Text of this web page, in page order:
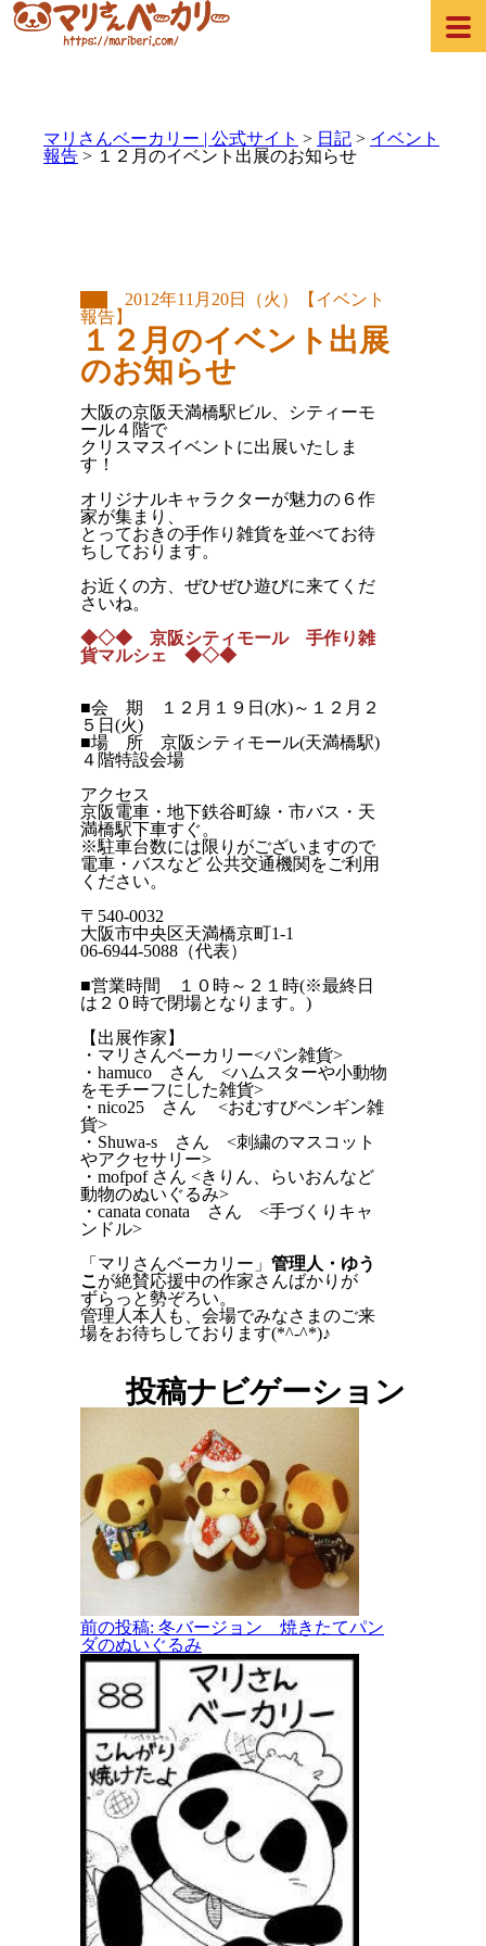
マリさんベーカリー | 公式サイト > 日記 > イベント
報告 > １２月のイベント出展のお知らせ
2012年11月20日（火）【イベント
報告】
１２月のイベント出展
のお知らせ
大阪の京阪天満橋駅ビル、シティーモ
ール４階で
クリスマスイベントに出展いたしま
す！
オリジナルキャラクターが魅力の６作
家が集まり、
とっておきの手作り雑貨を並べてお待
ちしております。
お近くの方、ぜひぜひ遊びに来てくだ
さいね。
◆◇◆ 京阪シティモール 手作り雑
貨マルシェ ◆◇◆
■会 期 １２月１９日(水)～１２月２
５日(火)
■場 所 京阪シティモール(天満橋駅)
４階特設会場
アクセス
京阪電車・地下鉄谷町線・市バス・天
満橋駅下車すぐ。
※駐車台数には限りがございますので
電車・バスなど 公共交通機関をご利用
ください。
〒540-0032
大阪市中央区天満橋京町1-1
06-6944-5088（代表）
■営業時間 １０時～２１時(※最終日
は２０時で閉場となります。)
【出展作家】
・マリさんベーカリー<パン雑貨>
・hamuco さん <ハムスターや小動物
をモチーフにした雑貨>
・nico25 さん <おむすびペンギン雑
貨>
・Shuwa-s さん <刺繍のマスコット
やアクセサリー>
・mofpof さん <きりん、らいおんなど
動物のぬいぐるみ>
・canata conata さん <手づくりキャ
ンドル>
「マリさんベーカリー」 管理人・ゆう
こ が絶賛応援中の作家さんばかりが
ずらっと勢ぞろい。
管理人本人も、会場でみなさまのご来
場をお待ちしております(*^-^*)♪
投稿ナビゲーション
前の投稿: 冬バージョン 焼きたてパン
ダのぬいぐるみ